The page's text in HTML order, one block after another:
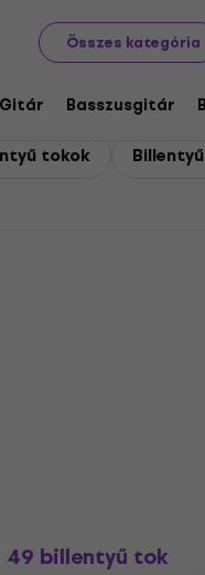
Összes kategória
Gitár Basszusgitár
Billentyű
tokok
49 billentyű tok